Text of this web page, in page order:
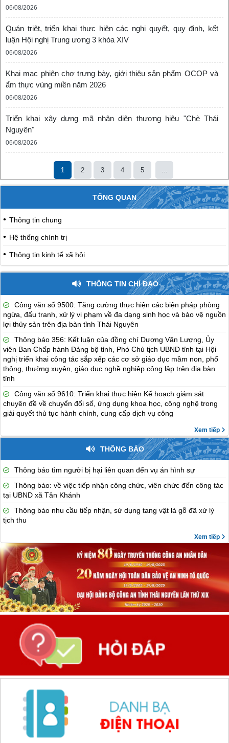
06/08/2026
Quán triệt, triển khai thực hiện các nghị quyết, quy định, kết
luận Hội nghị Trung ương 3 khóa XIV
06/08/2026
Khai mạc phiên chợ trưng bày, giới thiệu sản phẩm OCOP và
ẩm thực vùng miền năm 2026
06/08/2026
Triển khai xây dựng mã nhận diện thương hiệu "Chè Thái
Nguyên"
06/08/2026
1 2 3 4 5 ...
TỔNG QUAN
Thông tin chung
Hệ thống chính trị
Thông tin kinh tế xã hội
THÔNG TIN CHỈ ĐẠO
Công văn số 9500: Tăng cường thực hiện các biện pháp phòng
ngừa, đấu tranh, xử lý vi phạm về đa dạng sinh học và bảo vệ nguồn
lợi thủy sản trên địa bàn tỉnh Thái Nguyên
Thông báo 356: Kết luận của đồng chí Dương Văn Lượng, Ủy
viên Ban Chấp hành Đảng bộ tỉnh, Phó Chủ tịch UBND tỉnh tại Hội
nghị triển khai công tác sắp xếp các cơ sở giáo dục mầm non, phổ
thông, thường xuyên, giáo dục nghề nghiệp công lập trên địa bàn
tỉnh
Công văn số 9610: Triển khai thực hiện Kế hoạch giám sát
chuyên đề về chuyển đổi số, ứng dụng khoa học, công nghệ trong
giải quyết thủ tục hành chính, cung cấp dịch vụ công
Xem tiếp
THÔNG BÁO
Thông báo tìm người bị hại liên quan đến vụ án hình sự
Thông báo: về việc tiếp nhận công chức, viên chức đến công tác
tại UBND xã Tân Khánh
Thông báo nhu cầu tiếp nhận, sử dụng tang vật là gỗ đã xử lý
tịch thu
Xem tiếp